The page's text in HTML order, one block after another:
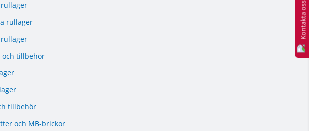
rullager
rullager
rullager
och tillbehör
tillbehör
och MB-brickor
Kontakta oss